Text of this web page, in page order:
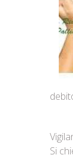
Si